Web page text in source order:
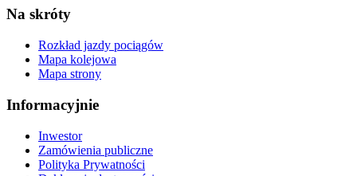
Na skróty
Rozkład jazdy pociągów
Mapa kolejowa
Mapa strony
Informacyjnie
Inwestor
Zamówienia publiczne
Polityka Prywatności